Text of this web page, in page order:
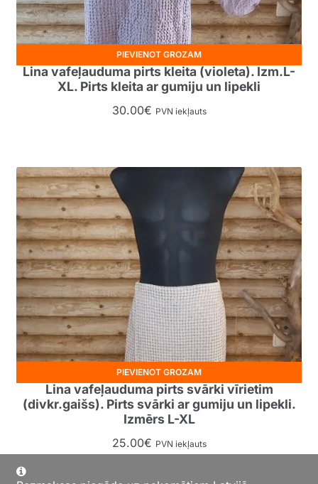
Lina vafeļauduma pirts kleita (violeta). Izm.L-
XL. Pirts kleita ar gumiju un lipekli
30.00€ PVN iekļauts
PIEVIENOT GROZAM
Lina vafeļauduma pirts svārki vīrietim
(divkr.gaišs). Pirts svārki ar gumiju un lipekli.
Izmērs L-XL
25.00€ PVN iekļauts
PIEVIENOT GROZAM